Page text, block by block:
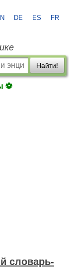
DE ES FR
Найти!
⚽
словарь-